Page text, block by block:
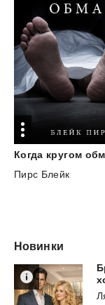
Когда кругом
Пирс Блейк
Новинки